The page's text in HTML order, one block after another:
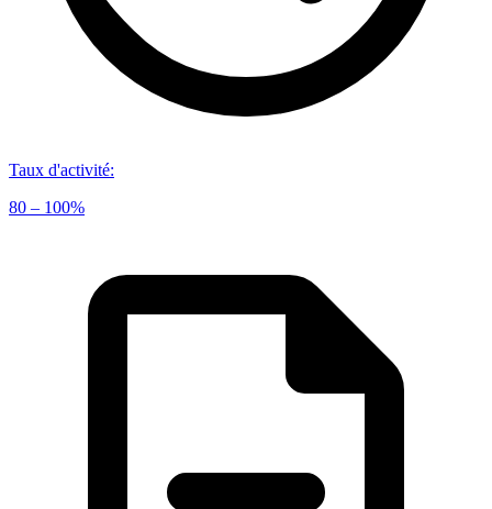
Taux d'activité:
80 – 100%